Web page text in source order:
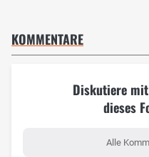
KOMMENTARE
Diskutiere
dieses
Alle